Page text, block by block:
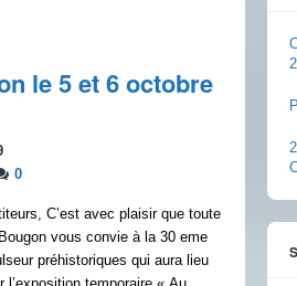
le 5 et 6 octobre
0
C’est avec plaisir que toute
vous convie à la 30 eme
préhistoriques qui aura lieu